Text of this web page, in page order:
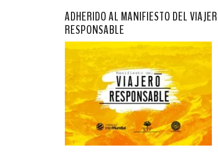
ADHERIDO AL MANIFIESTO DEL
RESPONSABLE